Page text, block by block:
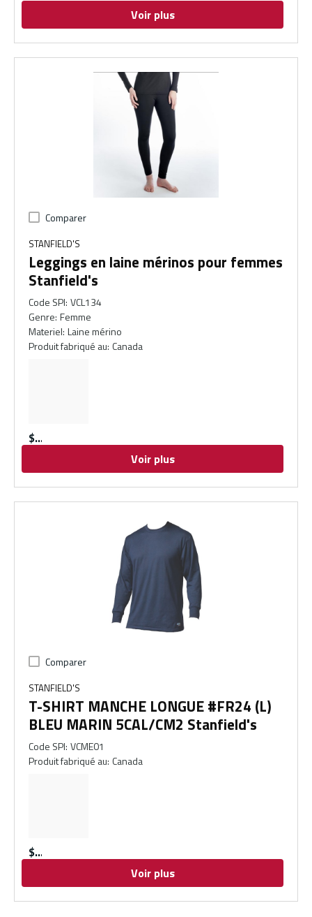
Voir plus
Comparer
STANFIELD'S
Leggings en laine mérinos pour femmes
Stanfield's
Code SPI: VCL134
Genre: Femme
Materiel: Laine mérino
Produit fabriqué au: Canada
$
Voir plus
Comparer
STANFIELD'S
T-SHIRT MANCHE LONGUE #FR24 (L)
BLEU MARIN 5CAL/CM2 Stanfield's
Code SPI: VCME01
Produit fabriqué au: Canada
$
Voir plus